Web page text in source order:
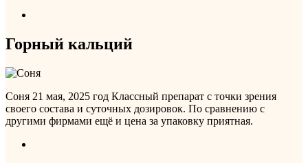
Горный кальций
Соня 21 мая, 2025 год Классный препарат с точки зрения
своего состава и суточных дозировок. По сравнению с
другими фирмами ещё и цена за упаковку приятная.